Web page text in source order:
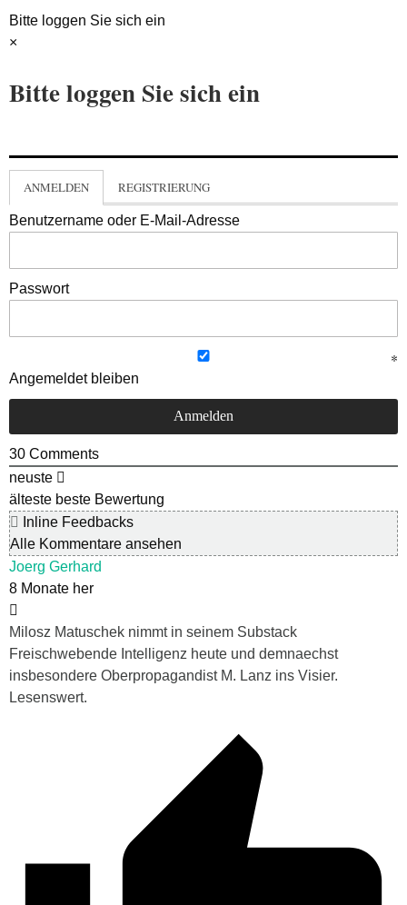
Bitte loggen Sie sich ein
×
Bitte loggen Sie sich ein
ANMELDEN REGISTRIERUNG
Benutzername oder E-Mail-Adresse
Passwort
Angemeldet bleiben
30 Comments
neuste
älteste beste Bewertung
Inline Feedbacks
Alle Kommentare ansehen
Joerg Gerhard
8 Monate her
Milosz Matuschek nimmt in seinem Substack
Freischwebende Intelligenz heute und demnaechst
insbesondere Oberpropagandist M. Lanz ins Visier.
Lesenswert.